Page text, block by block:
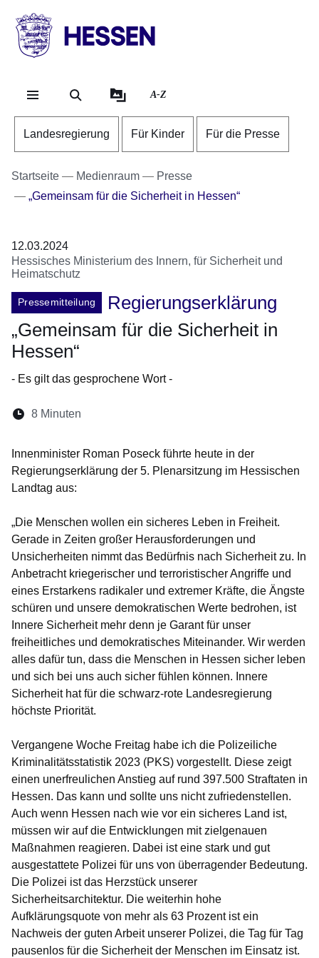
HESSEN
Landesregierung
A-Z
Landesregierung Für Kinder Für die Presse
Startseite Medienraum
Presse
„Gemeinsam für die Sicherheit in Hessen“
12.03.2024
Hessisches Ministerium des Innern, für Sicherheit und
Heimatschutz
Pressemitteilung
Regierungserklärung
„Gemeinsam für die Sicherheit in
Hessen“
- Es gilt das gesprochene Wort -
Lesedauer:
8 Minuten
Innenminister Roman Poseck führte heute in der
Regierungserklärung der 5. Plenarsitzung im Hessischen
Landtag aus:
„Die Menschen wollen ein sicheres Leben in Freiheit.
Gerade in Zeiten großer Herausforderungen und
Unsicherheiten nimmt das Bedürfnis nach Sicherheit zu. In
Anbetracht kriegerischer und terroristischer Angriffe und
eines Erstarkens radikaler und extremer Kräfte, die Ängste
schüren und unsere demokratischen Werte bedrohen, ist
Innere Sicherheit mehr denn je Garant für unser
freiheitliches und demokratisches Miteinander. Wir werden
alles dafür tun, dass die Menschen in Hessen sicher leben
und sich bei uns auch sicher fühlen können. Innere
Sicherheit hat für die schwarz-rote Landesregierung
höchste Priorität.
Vergangene Woche Freitag habe ich die Polizeiliche
Kriminalitätsstatistik 2023 (PKS) vorgestellt. Diese zeigt
einen unerfreulichen Anstieg auf rund 397.500 Straftaten in
Hessen. Das kann und sollte uns nicht zufriedenstellen.
Auch wenn Hessen nach wie vor ein sicheres Land ist,
müssen wir auf die Entwicklungen mit zielgenauen
Maßnahmen reagieren. Dabei ist eine stark und gut
ausgestattete Polizei für uns von überragender Bedeutung.
Die Polizei ist das Herzstück unserer
Sicherheitsarchitektur. Die weiterhin hohe
Aufklärungsquote von mehr als 63 Prozent ist ein
Nachweis der guten Arbeit unserer Polizei, die Tag für Tag
pausenlos für die Sicherheit der Menschen im Einsatz ist.